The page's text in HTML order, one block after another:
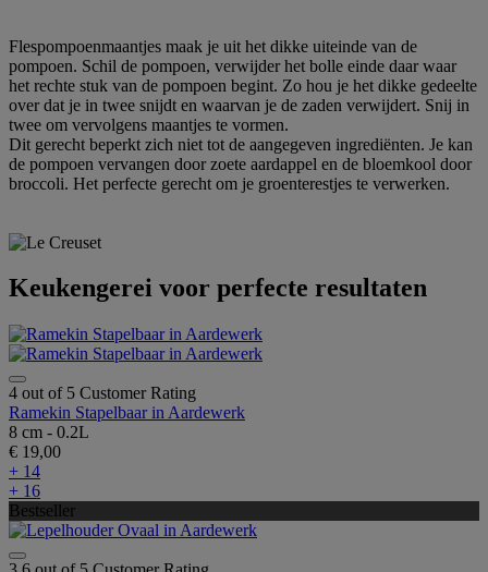
Flespompoenmaantjes maak je uit het dikke uiteinde van de
pompoen. Schil de pompoen, verwijder het bolle einde daar waar
het rechte stuk van de pompoen begint. Zo hou je het dikke gedeelte
over dat je in twee snijdt en waarvan je de zaden verwijdert. Snij in
twee om vervolgens maantjes te vormen.
Dit gerecht beperkt zich niet tot de aangegeven ingrediënten. Je kan
de pompoen vervangen door zoete aardappel en de bloemkool door
broccoli. Het perfecte gerecht om je groenterestjes te verwerken.
Keukengerei voor perfecte resultaten
4 out of 5 Customer Rating
Ramekin Stapelbaar in Aardewerk
8 cm - 0.2L
€ 19,00
+ 14
+ 16
Bestseller